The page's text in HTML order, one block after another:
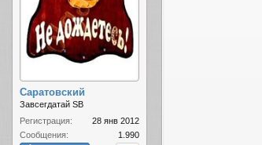
Саратовский
Завсегдатай SB
Регистрация:
28 янв 2012
Сообщения:
1.990